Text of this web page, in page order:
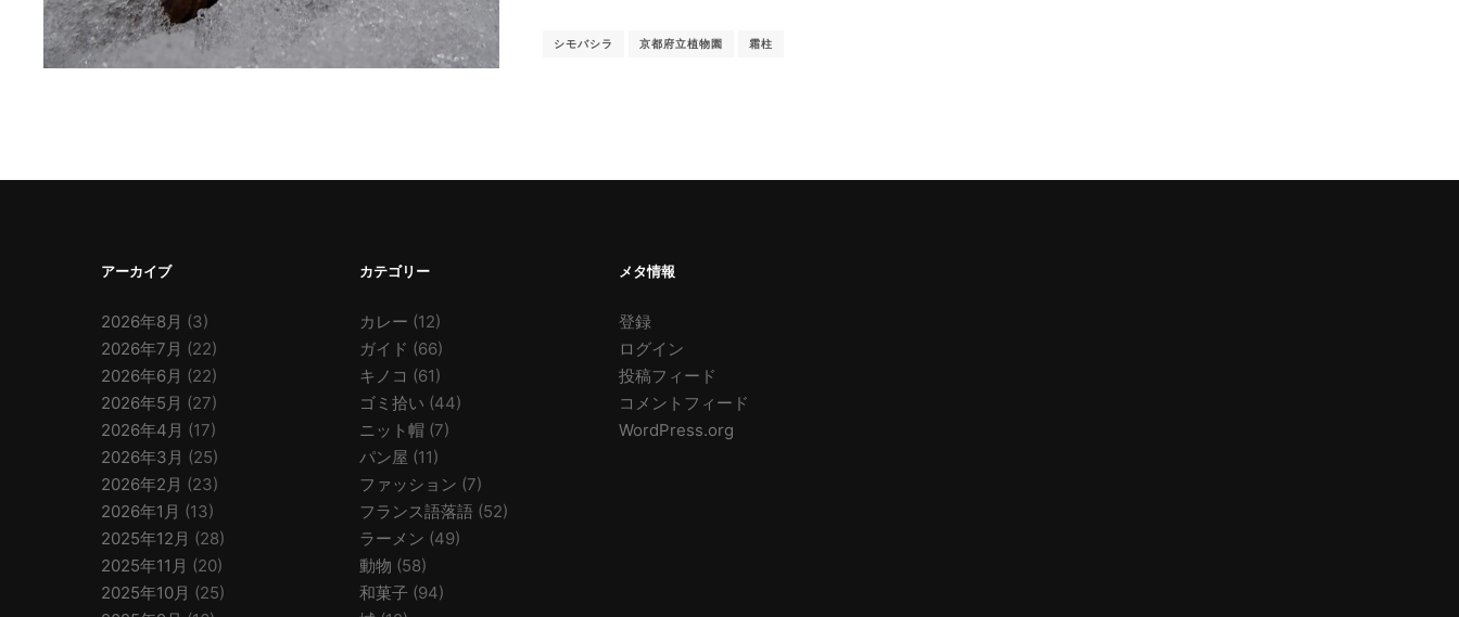
シモバシラ 京都府立植物園 霜柱
アーカイブ
2026年8月 (3)
2026年7月 (22)
2026年6月 (22)
2026年5月 (27)
2026年4月 (17)
2026年3月 (25)
2026年2月 (23)
2026年1月 (13)
2025年12月 (28)
2025年11月 (20)
2025年10月 (25)
カテゴリー
カレー (12)
ガイド (66)
キノコ (61)
ゴミ拾い (44)
ニット帽 (7)
パン屋 (11)
ファッション (7)
フランス語落語 (52)
ラーメン (49)
動物 (58)
和菓子 (94)
メタ情報
登録
ログイン
投稿フィード
コメントフィード
WordPress.org